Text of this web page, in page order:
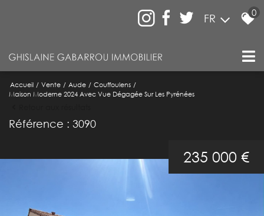
FR 0
Accueil Vente Aude
Couffoulens
Maison Moderne 2024 Avec Vue Dégagée Sur Les Pyrénées
Référence : 3090
235 000 €